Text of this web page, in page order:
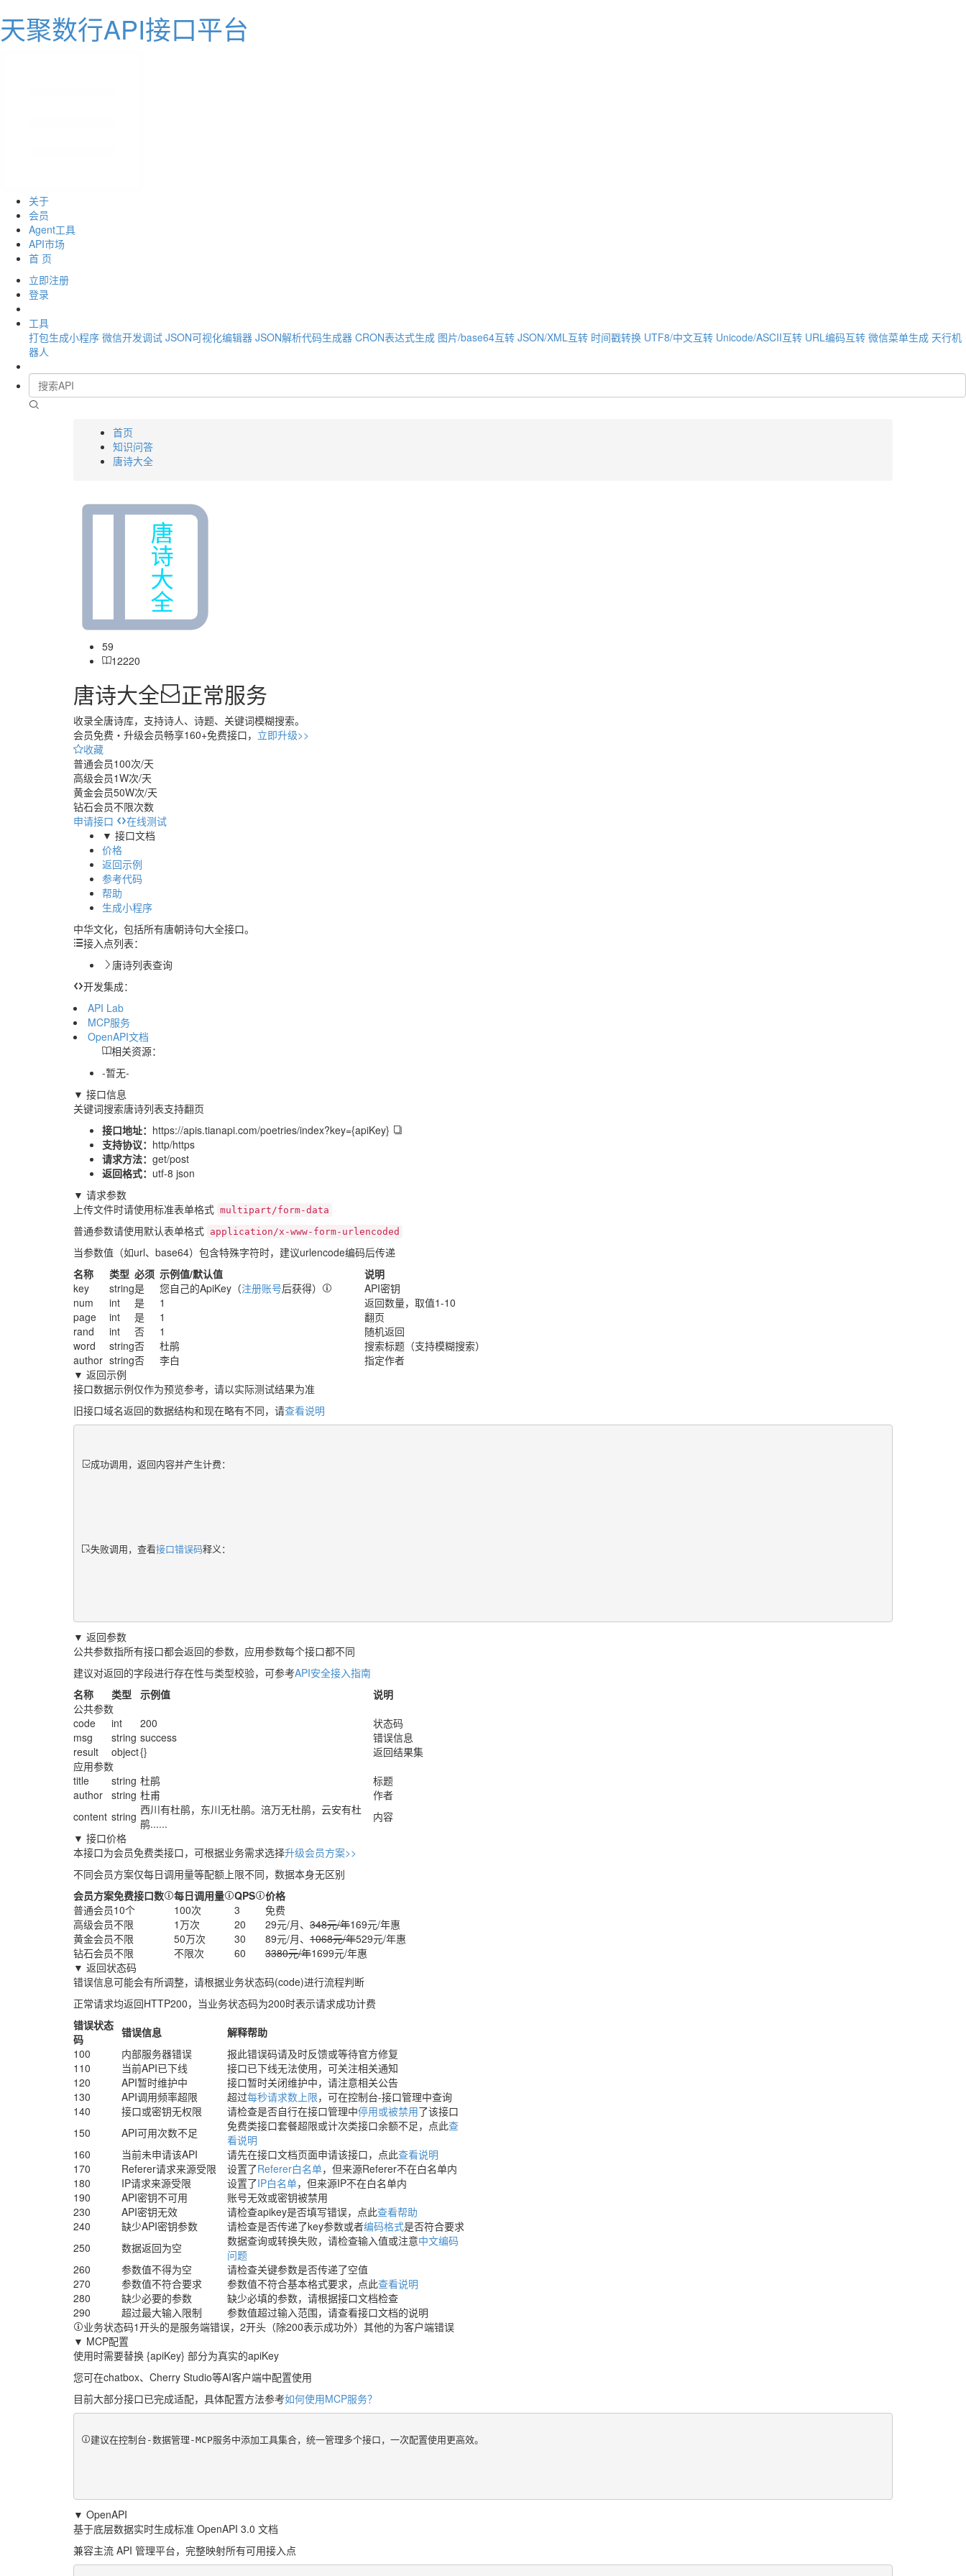
天聚数行API接口平台
关于
会员
Agent工具
API市场
首 页
立即注册
登录
工具
打包生成小程序 微信开发调试 JSON可视化编辑器 JSON解析代码生成器 CRON表达式生成 图片/base64互转 JSON/XML互转 时间戳转换 UTF8/中文互转 Unicode/ASCII互转 URL编码互转 微信菜单生成 天行机
器人
首页
知识问答
唐诗大全
59
12220
唐诗大全 正常服务
收录全唐诗库，支持诗人、诗题、关键词模糊搜索。
会员免费・ 升级会员畅享160+免费接口， 立即升级>>
收藏
普通会员100次/天
高级会员1W次/天
黄金会员50W次/天
钻石会员不限次数
申请接口
在线测试
▼ 接口文档
价格
返回示例
参考代码
帮助
生成小程序
中华文化，包括所有唐朝诗句大全接口。
接入点列表：
唐诗列表查询
开发集成：
API Lab
MCP服务
OpenAPI文档
相关资源：
-暂无-
▼ 接口信息
关键词搜索唐诗列表支持翻页
接口地址： https://apis.tianapi.com/poetries/index?key={apiKey}
支持协议： http/https
请求方法： get/post
返回格式： utf-8 json
▼ 请求参数
上传文件时请使用标准表单格式 multipart/form-data
普通参数请使用默认表单格式 application/x-www-form-urlencoded
当参数值（如url、base64）包含特殊字符时，建议urlencode编码后传递
名称
类型 必须 示例值/默认值
说明
key
string是 您自己的ApiKey（注册账号后获得）
API密钥
num
int 是 1
返回数量，取值1-10
page
int 是 1
翻页
rand
int 否 1
随机返回
word
string否 杜鹃
搜索标题（支持模糊搜索）
author string否 李白
指定作者
▼ 返回示例
接口数据示例仅作为预览参考，请以实际测试结果为准
旧接口域名返回的数据结构和现在略有不同，请查看说明
成功调用，返回内容并产生计费：
失败调用，查看接口错误码释义：
▼ 返回参数
公共参数指所有接口都会返回的参数，应用参数每个接口都不同
建议对返回的字段进行存在性与类型校验，可参考API安全接入指南
名称
类型 示例值
说明
公共参数
code
int 200
状态码
msg
string success
错误信息
result
object{}
返回结果集
应用参数
title
string 杜鹃
标题
author string 杜甫
作者
content string 西川有杜鹃，东川无杜鹃。涪万无杜鹃，云安有杜
鹃......
内容
▼ 接口价格
本接口为会员免费类接口，可根据业务需求选择升级会员方案>>
不同会员方案仅每日调用量等配额上限不同，数据本身无区别
会员方案免费接口数 每日调用量 QPS
价格
普通会员10个 100次 3
免费
高级会员不限 1万次 20 29元/月、 348元/年169元/年惠
黄金会员不限 50万次 30 89元/月、 1068元/年529元/年惠
钻石会员不限 不限次 60 3380元/年1699元/年惠
▼ 返回状态码
错误信息可能会有所调整，请根据业务状态码(code)进行流程判断
正常请求均返回HTTP200，当业务状态码为200时表示请求成功计费
错误状态
码
错误信息
解释帮助
100
内部服务器错误
报此错误码请及时反馈或等待官方修复
110
当前API已下线
接口已下线无法使用，可关注相关通知
120
API暂时维护中
接口暂时关闭维护中，请注意相关公告
130
API调用频率超限 超过每秒请求数上限，可在控制台-接口管理中查询
140
接口或密钥无权限 请检查是否自行在接口管理中停用或被禁用了该接口
150
API可用次数不足 免费类接口套餐超限或计次类接口余额不足，点此查
看说明
160
当前未申请该API 请先在接口文档页面申请该接口，点此查看说明
170
Referer请求来源受限 设置了Referer白名单，但来源Referer不在白名单内
180
IP请求来源受限 设置了IP白名单，但来源IP不在白名单内
190
API密钥不可用
账号无效或密钥被禁用
230
API密钥无效 请检查apikey是否填写错误，点此查看帮助
240
缺少API密钥参数 请检查是否传递了key参数或者编码格式是否符合要求
250
数据返回为空 数据查询或转换失败，请检查输入值或注意中文编码
问题
260
参数值不得为空
请检查关键参数是否传递了空值
270
参数值不符合要求 参数值不符合基本格式要求，点此查看说明
280
缺少必要的参数
缺少必填的参数，请根据接口文档检查
290
超过最大输入限制
参数值超过输入范围，请查看接口文档的说明
业务状态码1开头的是服务端错误，2开头（除200表示成功外）其他的为客户端错误
▼ MCP配置
使用时需要替换 {apiKey} 部分为真实的apiKey
您可在chatbox、Cherry Studio等AI客户端中配置使用
目前大部分接口已完成适配，具体配置方法参考如何使用MCP服务？
建议在控制台-数据管理-MCP服务中添加工具集合，统一管理多个接口，一次配置使用更高效。
▼ OpenAPI
基于底层数据实时生成标准 OpenAPI 3.0 文档
兼容主流 API 管理平台，完整映射所有可用接入点